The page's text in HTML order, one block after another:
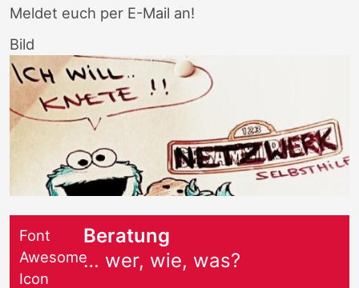
Meldet euch per E-Mail an!
Bild
Font
Awesome
Icon
Beratung
… wer, wie, was?